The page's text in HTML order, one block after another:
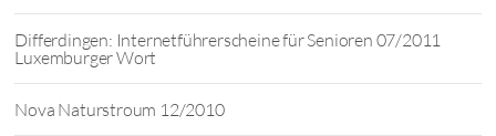
Differdingen: Internetführerscheine für Senioren 07/2011
Luxemburger Wort
Nova Naturstroum 12/2010